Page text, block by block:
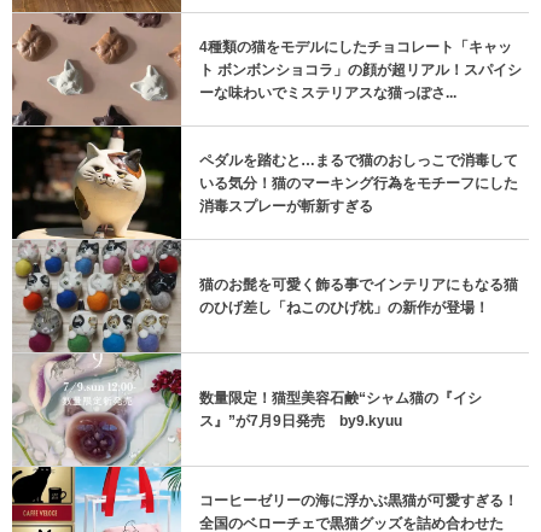
4種類の猫をモデルにしたチョコレート「キャッ
ト ボンボンショコラ」の顔が超リアル！スパイシ
ーな味わいでミステリアスな猫っぽさ...
ペダルを踏むと…まるで猫のおしっこで消毒して
いる気分！猫のマーキング行為をモチーフにした
消毒スプレーが斬新すぎる
猫のお髭を可愛く飾る事でインテリアにもなる猫
のひげ差し「ねこのひげ枕」の新作が登場！
数量限定！猫型美容石鹸“シャム猫の『イシ
ス』”が7月9日発売 by9.kyuu
コーヒーゼリーの海に浮かぶ黒猫が可愛すぎる！
全国のベローチェで黒猫グッズを詰め合わせた